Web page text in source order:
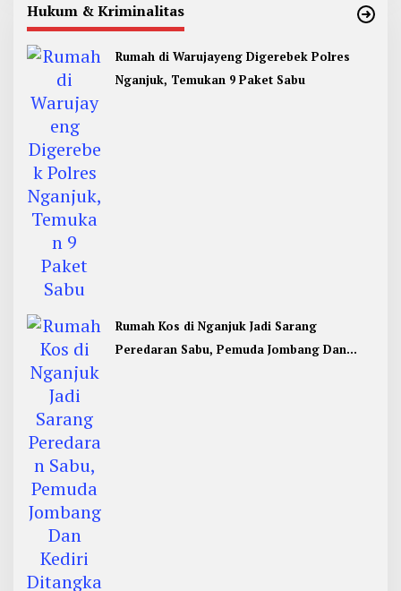
Hukum & Kriminalitas
Rumah di Warujayeng Digerebek Polres
Nganjuk, Temukan 9 Paket Sabu
Rumah Kos di Nganjuk Jadi Sarang
Peredaran Sabu, Pemuda Jombang Dan